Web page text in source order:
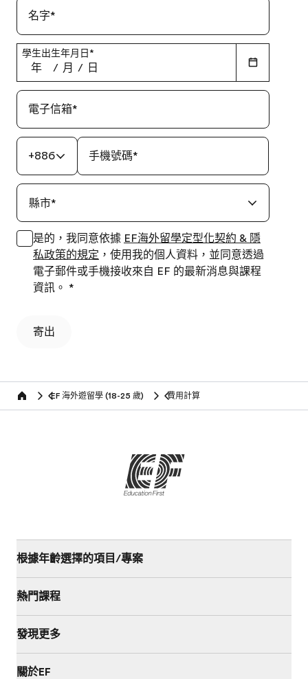
名字*
學生出生年月日 *
年 / 月 / 日
電子信箱*
+886 手機號碼*
縣市*
是的，我同意依據 EF海外留學定型化契約 & 隱
私政策的規定 ，使用我的個人資料，並同意透過
電子郵件或手機接收來自 EF 的最新消息與課程
資訊。 *
寄出
Home EF 海外遊留學 (18-25 歲) 費用計算
根據年齡選擇的項目/專案
熱門課程
發現更多
關於EF